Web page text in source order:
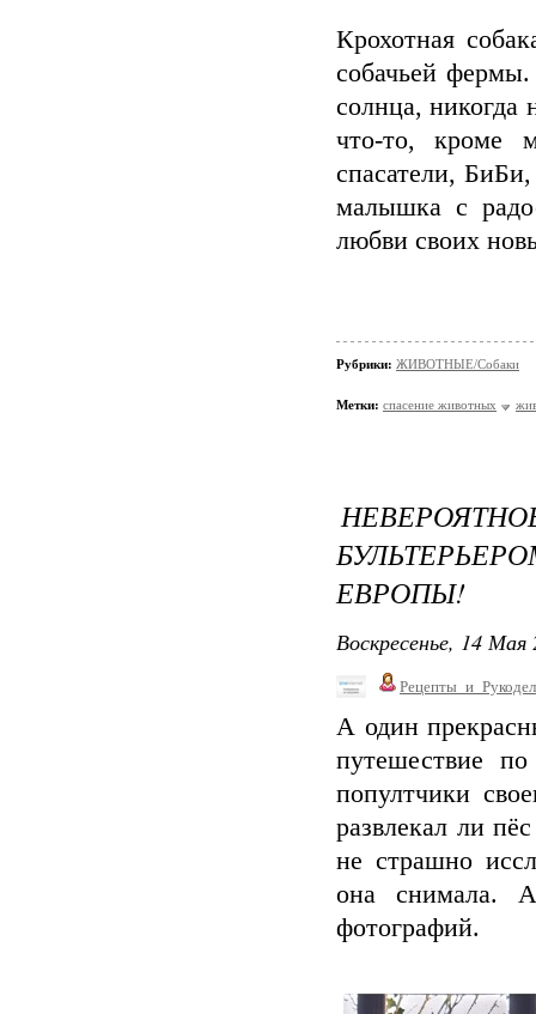
Крохотная
собачьей
солнца, никогда
что-то, кроме
спасатели,
малышка с
любви своих
Рубрики: ЖИВОТНЫЕ/Собаки
Метки: спасение животных
ЕВРОПЫ!
Воскресенье, 14
А один
путешествие
попултчики
развлекал ли
не страшно
она снимала. А
фотографий.